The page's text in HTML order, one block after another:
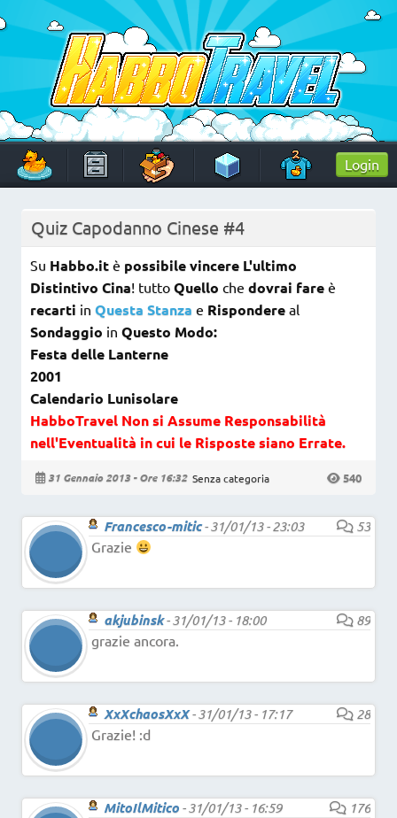
to
content
HabboTravel
Un viaggio di pixel!
Login
Quiz Capodanno Cinese #4
Su Habbo.it è possibilevincere L'ultimo
Distintivo Cina! tutto Quello che dovrai fare è
recarti in Questa Stanza e Rispondere al
Sondaggio in Questo Modo:
Festa delle Lanterne
2001
Calendario Lunisolare
HabboTravel Non si Assume Responsabilità
nell'Eventualità in cui le Risposte siano Errate.
31 Gennaio 2013 - Ore 16:32 Senza categoria 540
Francesco-mitic-31/01/13 - 23:03
53
Grazie
akjubinsk-31/01/13 - 18:00
89
grazie ancora.
XxXchaosXxX-31/01/13 - 17:17
28
Grazie! :d
MitoIlMitico -31/01/13 - 16:59
176